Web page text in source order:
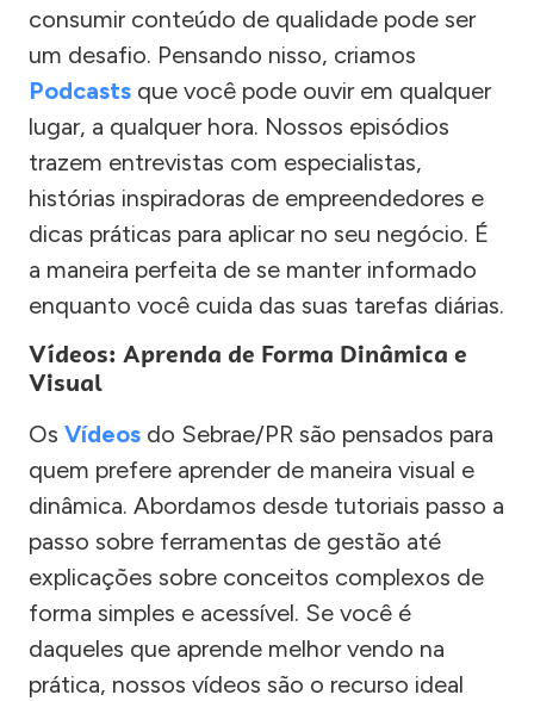
consumir conteúdo de qualidade pode ser
um desafio. Pensando nisso, criamos
Podcasts que você pode ouvir em qualquer
lugar, a qualquer hora. Nossos episódios
trazem entrevistas com especialistas,
histórias inspiradoras de empreendedores e
dicas práticas para aplicar no seu negócio. É
a maneira perfeita de se manter informado
enquanto você cuida das suas tarefas diárias.
Vídeos: Aprenda de Forma Dinâmica e
Visual
Os Vídeos do Sebrae/PR são pensados para
quem prefere aprender de maneira visual e
dinâmica. Abordamos desde tutoriais passo a
passo sobre ferramentas de gestão até
explicações sobre conceitos complexos de
forma simples e acessível. Se você é
daqueles que aprende melhor vendo na
prática, nossos vídeos são o recurso ideal